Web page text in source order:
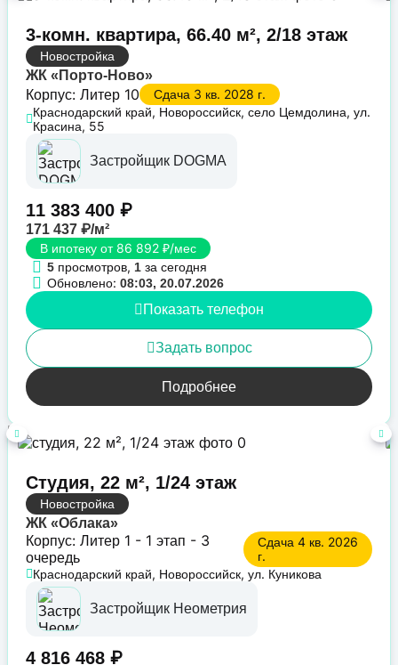
3-комн. квартира, 66.40 м², 2/18 этаж
Новостройка
ЖК «Порто-Ново»
Корпус: Литер 10
Сдача 3 кв. 2028 г.
Краснодарский край, Новороссийск, село Цемдолина, ул.
Красина, 55
Застройщик DOGMA
11 383 400 ₽
171 437 ₽/м²
В ипотеку от 86 892 ₽/мес
5 просмотров, 1 за сегодня
Обновлено: 08:03, 20.07.2026
Показать телефон
Задать вопрос
Подробнее
Студия, 22 м², 1/24 этаж
Новостройка
ЖК «Облака»
Корпус: Литер 1 - 1 этап - 3
очередь
Сдача 4 кв. 2026
г.
Краснодарский край, Новороссийск, ул. Куникова
Застройщик Неометрия
4 816 468 ₽